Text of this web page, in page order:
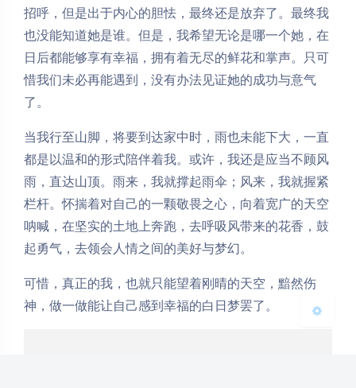
Sans Serif Serif
浅阴影 深阴影
关闭 日落
招呼，但是出于内心的胆怯，最终还是放弃了。最终我
也没能知道她是谁。但是，我希望无论是哪一个她，在
日后都能够享有幸福，拥有着无尽的鲜花和掌声。只可
惜我们未必再能遇到，没有办法见证她的成功与意气
了。
当我行至山脚，将要到达家中时，雨也未能下大，一直
都是以温和的形式陪伴着我。或许，我还是应当不顾风
雨，直达山顶。雨来，我就撑起雨伞；风来，我就握紧
栏杆。怀揣着对自己的一颗敬畏之心，向着宽广的天空
呐喊，在坚实的土地上奔跑，去呼吸风带来的花香，鼓
起勇气，去领会人情之间的美好与梦幻。
可惜，真正的我，也就只能望着刚晴的天空，黯然伤
神，做一做能让自己感到幸福的白日梦罢了。